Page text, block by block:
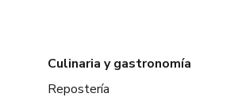
Culinaria y gastronomía
Repostería